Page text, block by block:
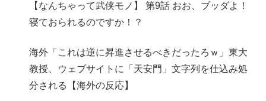
【なんちゃって武侠モノ】 第9話 おお、ブッダよ！
寝ておられるのですか！？
海外「これは逆に昇進させるべきだったろｗ」東大
教授、ウェブサイトに「天安門」文字列を仕込み処
分される【海外の反応】